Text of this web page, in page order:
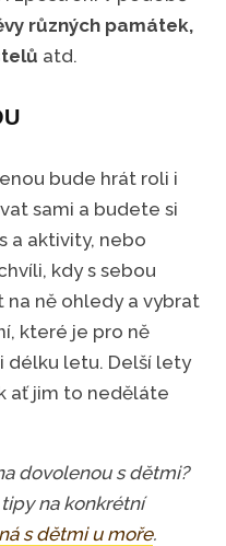
různých památek,
atd.
bude hrát roli i
sami a budete si
a aktivity, nebo
kdy s sebou
ně ohledy a vybrat
které je pro ně
délku letu. Delší lety
ať jim to neděláte
dovolenou s dětmi?
na konkrétní
s dětmi u moře.